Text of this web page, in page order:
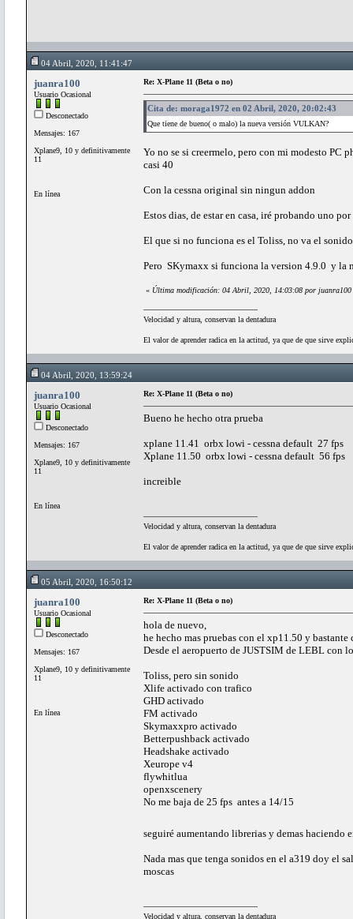
04 Abril, 2020, 11:41:47
juanra100
Usuario Ocasional
Desconectado
Mensajes: 167
Xplane9, 10 y definitivamente
11
En línea
Re: X-Plane 11 (Beta o no)
Cita de: moraga1972 en 02 Abril, 2020, 20:02:43
Que tiene de bueno( o malo) la nueva versión VULKAN?
Yo no se si creermelo, pero con mi modesto PC
casi 40
Con la cessna original sin ningun addon
Estos dias, de estar en casa, iré probando uno
El que si no funciona es el Toliss, no va el
Pero SKymaxx si funciona la version 4.9.0 y la
« Última modificación: 04 Abril, 2020, 14:03:08 por juanra100
Velocidad y altura, conservan la dentadura
El valor de aprender radica en la actitud, ya que de que sirve
04 Abril, 2020, 13:59:24
juanra100
Usuario Ocasional
Desconectado
Mensajes: 167
Xplane9, 10 y definitivamente
11
En línea
Re: X-Plane 11 (Beta o no)
Bueno he hecho otra prueba
xplane 11.41 orbx lowi - cessna default 27 fps
Xplane 11.50 orbx lowi - cessna default 56 fps
increible
Velocidad y altura, conservan la dentadura
El valor de aprender radica en la actitud, ya que de que sirve
05 Abril, 2020, 16:50:12
juanra100
Usuario Ocasional
Desconectado
Mensajes: 167
Xplane9, 10 y definitivamente
11
En línea
Re: X-Plane 11 (Beta o no)
hola de nuevo,
he hecho mas pruebas con el xp11.50 y bastante
Desde el aeropuerto de JUSTSIM de LEBL con
Toliss, pero sin sonido
Xlife activado con trafico
GHD activado
FM activado
Skymaxxpro activado
Betterpushback activado
Headshake activado
Xeurope v4
flywhitlua
openxscenery
No me baja de 25 fps antes a 14/15
seguiré aumentando librerias y demas
Nada mas que tenga sonidos en el a319 doy el
moscas
Velocidad y altura, conservan la dentadura